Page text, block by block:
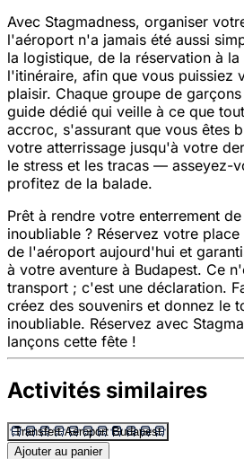
Avec Stagmadness, organiser
l'aéroport n'a jamais été aussi
la logistique, de la réservation à
l'itinéraire, afin que vous puissiez
plaisir. Chaque groupe de
guide dédié qui veille à ce que
accroc, s'assurant que vous êtes
votre atterrissage jusqu'à votre
le stress et les tracas — asseyez-
profitez de la balade.
Prêt à rendre votre enterrement
inoubliable ? Réservez votre
de l'aéroport aujourd'hui et
à votre aventure à Budapest. Ce
transport ; c'est une déclaration.
créez des souvenirs et donnez le
inoubliable. Réservez avec
lançons cette fête !
Activités similaires
Transfert Aéroport Budapest
Ajouter au panier